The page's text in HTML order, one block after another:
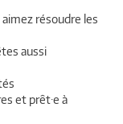
résoudre les
aussi
et prêt·e à